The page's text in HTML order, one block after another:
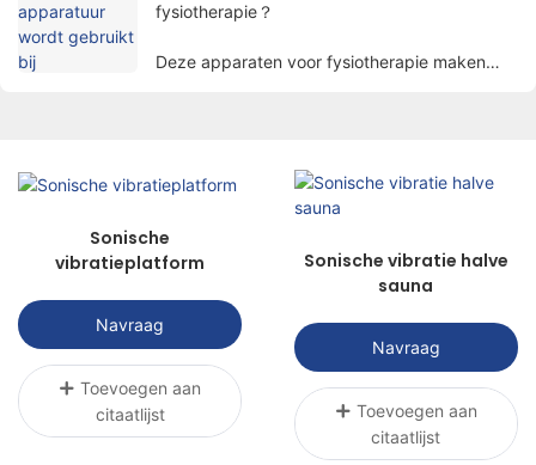
fysiotherapie？
Deze apparaten voor fysiotherapie maken
het verlichten van pijn, het bevorderen van
genezing en het herstellen van functies te
bereiken.
Sonische
vibratieplatform
Navraag
Toevoegen aan
citaatlijst
Sonische vibratie halve
sauna
Navraag
Toevoegen aan
citaatlijst